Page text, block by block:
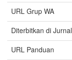
URL Grup WA
Diterbitkan di Jurnal
URL Panduan